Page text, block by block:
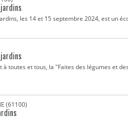
les 14 et 15 septembre 2024, est un
toutes et tous, la "Faites des légumes et
(61100)